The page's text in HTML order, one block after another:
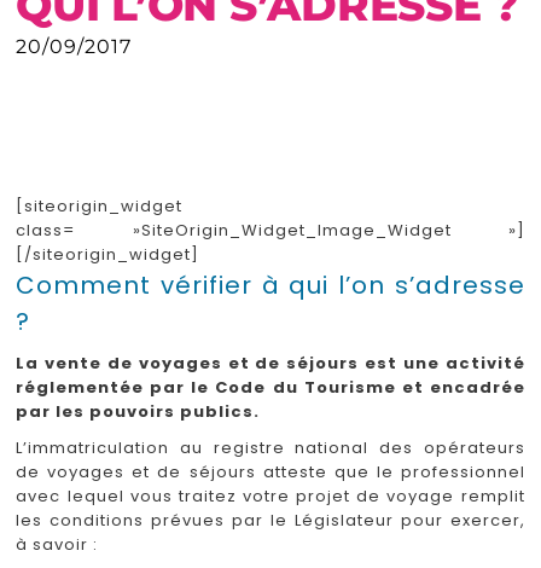
20/09/2017
[siteorigin_widget
class= »SiteOrigin_Widget_Image_Widget »]
[/siteorigin_widget]
Comment vérifier à qui l’on s’adresse
?
La vente de voyages et de séjours est une activité
réglementée par le Code du Tourisme et encadrée
par les pouvoirs publics.
L’immatriculation au registre national des opérateurs
de voyages et de séjours atteste que le professionnel
avec lequel vous traitez votre projet de voyage remplit
les conditions prévues par le Législateur pour exercer,
à savoir :